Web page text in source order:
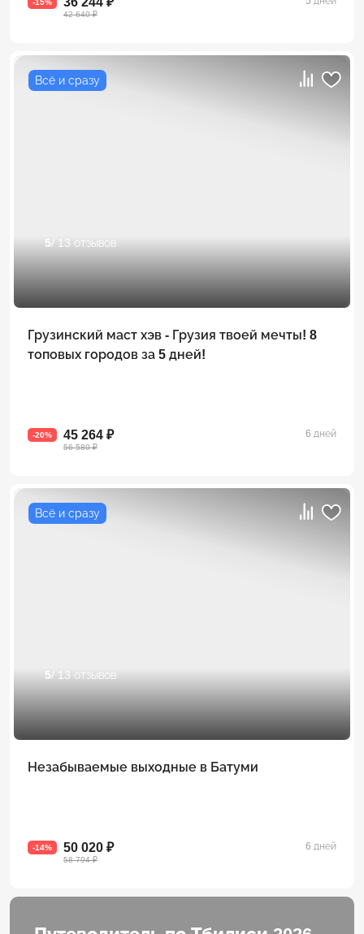
-15%
42 640 ₽
Всё и сразу
5/ 13 отзывов
Грузинский маст хэв - Грузия твоей мечты! 8
топовых городов за 5 дней!
-20% 45 264 ₽
56 580 ₽
6 дней
Всё и сразу
5/ 13 отзывов
Незабываемые выходные в Батуми
-14% 50 020 ₽
58 794 ₽
6 дней